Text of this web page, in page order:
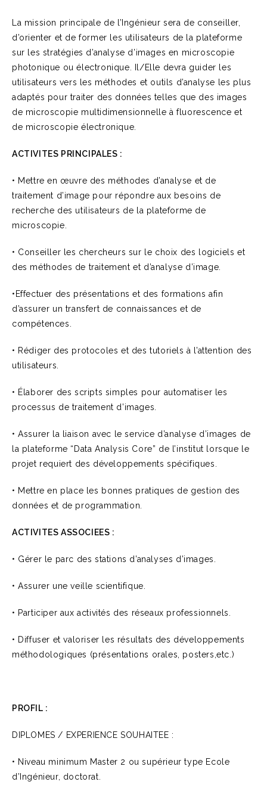
La mission principale de l’Ingénieur sera de conseiller,
d’orienter et de former les utilisateurs de la plateforme
sur les stratégies d’analyse d’images en microscopie
photonique ou électronique. Il/Elle devra guider les
utilisateurs vers les méthodes et outils d’analyse les plus
adaptés pour traiter des données telles que des images
de microscopie multidimensionnelle à fluorescence et
de microscopie électronique.
ACTIVITES PRINCIPALES :
• Mettre en œuvre des méthodes d’analyse et de
traitement d’image pour répondre aux besoins de
recherche des utilisateurs de la plateforme de
microscopie.
• Conseiller les chercheurs sur le choix des logiciels et
des méthodes de traitement et d’analyse d’image.
•Effectuer des présentations et des formations afin
d’assurer un transfert de connaissances et de
compétences.
• Rédiger des protocoles et des tutoriels à l’attention des
utilisateurs.
• Élaborer des scripts simples pour automatiser les
processus de traitement d’images.
• Assurer la liaison avec le service d’analyse d’images de
la plateforme “Data Analysis Core” de l’institut lorsque le
projet requiert des développements spécifiques.
• Mettre en place les bonnes pratiques de gestion des
données et de programmation.
ACTIVITES ASSOCIEES :
• Gérer le parc des stations d’analyses d’images.
• Assurer une veille scientifique.
• Participer aux activités des réseaux professionnels.
• Diffuser et valoriser les résultats des développements
méthodologiques (présentations orales, posters,etc.)
PROFIL :
DIPLOMES / EXPERIENCE SOUHAITEE :
• Niveau minimum Master 2 ou supérieur type Ecole
d’Ingénieur, doctorat.